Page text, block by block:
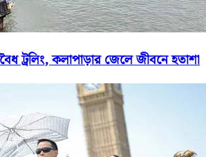
ট্রলিং, কলাপাড়ার জেলে জীবনে হতাশা